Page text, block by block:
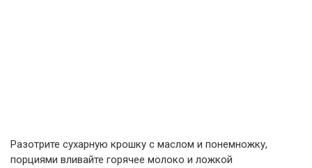
Разотрите сухарную крошку с маслом и понемножку,
порциями вливайте горячее молоко и ложкой